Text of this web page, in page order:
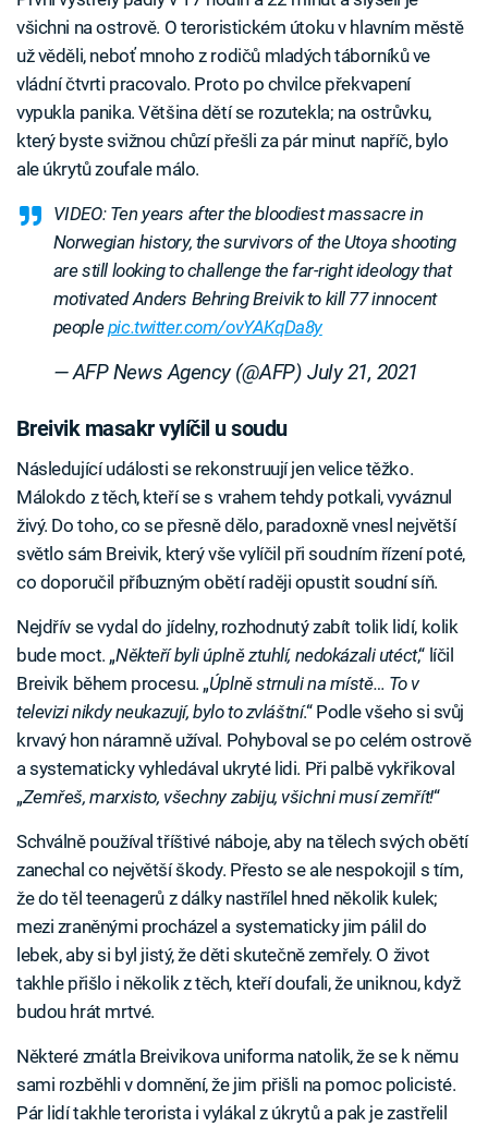
všichni na ostrově. O teroristickém útoku v hlavním městě
už věděli, neboť mnoho z rodičů mladých táborníků ve
vládní čtvrti pracovalo. Proto po chvilce překvapení
vypukla panika. Většina dětí se rozutekla; na ostrůvku,
který byste svižnou chůzí přešli za pár minut napříč, bylo
ale úkrytů zoufale málo.
VIDEO: Ten years after the bloodiest massacre in
Norwegian history, the survivors of the Utoya shooting
are still looking to challenge the far-right ideology that
motivated Anders Behring Breivik to kill 77 innocent
peoplepic.twitter.com/ovYAKqDa8y
— AFP News Agency (@AFP)July 21, 2021
Breivik masakr vylíčil u soudu
Následující události se rekonstruují jen velice těžko.
Málokdo z těch, kteří se s vrahem tehdy potkali, vyváznul
živý. Do toho, co se přesně dělo, paradoxně vnesl největší
světlo sám Breivik, který vše vylíčil při soudním řízení poté,
co doporučil příbuzným obětí raději opustit soudní síň.
Nejdřív se vydal do jídelny, rozhodnutý zabít tolik lidí, kolik
bude moct. „Někteří byli úplně ztuhlí, nedokázali utéct,“ líčil
Breivik během procesu. „Úplně strnuli na místě… To v
televizi nikdy neukazují, bylo to zvláštní.“ Podle všeho si svůj
krvavý hon náramně užíval. Pohyboval se po celém ostrově
a systematicky vyhledával ukryté lidi. Při palbě vykřikoval
„Zemřeš, marxisto, všechny zabiju, všichni musí zemřít!“
Schválně používal tříštivé náboje, aby na tělech svých obětí
zanechal co největší škody. Přesto se ale nespokojil s tím,
že do těl teenagerů z dálky nastřílel hned několik kulek;
mezi zraněnými procházel a systematicky jim pálil do
lebek, aby si byl jistý, že děti skutečně zemřely. O život
takhle přišlo i několik z těch, kteří doufali, že uniknou, když
budou hrát mrtvé.
Některé zmátla Breivikova uniforma natolik, že se k němu
sami rozběhli v domnění, že jim přišli na pomoc policisté.
Pár lidí takhle terorista i vylákal z úkrytů a pak je zastřelil